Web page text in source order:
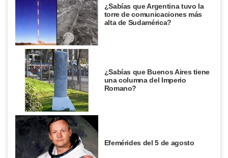
¿Sabías que Argentina tuvo la
torre de comunicaciones más
alta de Sudamérica?
¿Sabías que Buenos Aires tiene
una columna del Imperio
Romano?
Efemérides del 5 de agosto